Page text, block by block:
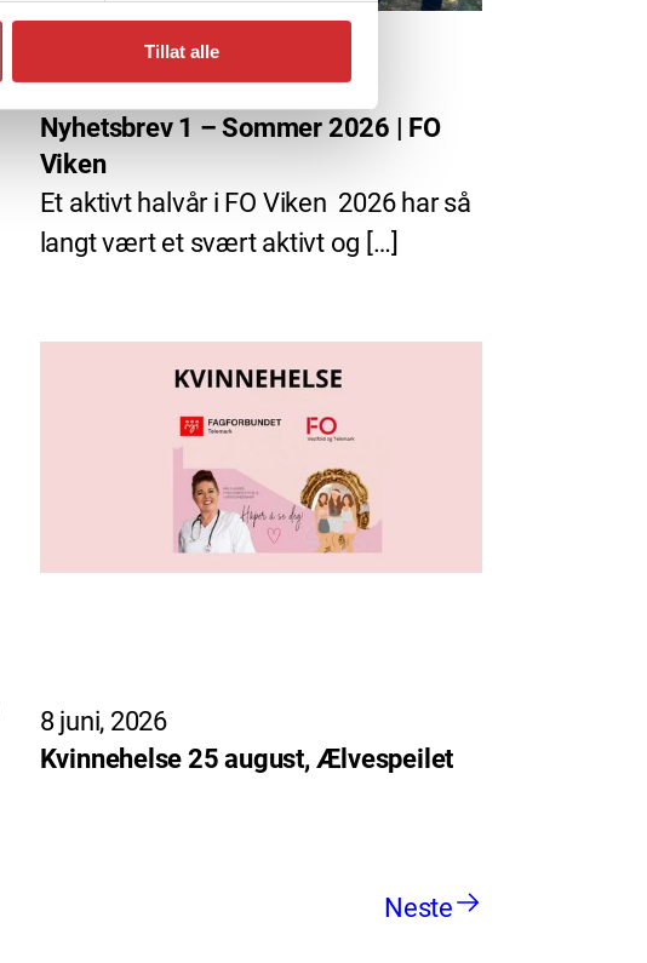
Tillat alle
15 juni, 2026
Nyhetsbrev 1 – Sommer 2026 | FO
Viken
Et aktivt halvår i FO Viken 2026 har så
langt vært et svært aktivt og […]
8 juni, 2026
Kvinnehelse 25 august, Ælvespeilet
Neste